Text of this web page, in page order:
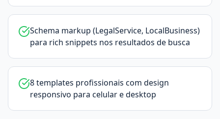
Schema markup (LegalService, LocalBusiness)
para rich snippets nos resultados de busca
8 templates profissionais com design
responsivo para celular e desktop